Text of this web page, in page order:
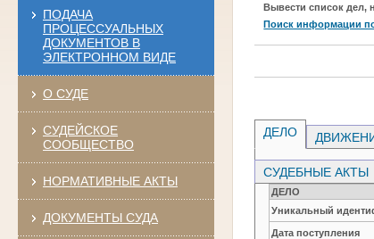
ПОДАЧА
ПРОЦЕССУАЛЬНЫХ
ДОКУМЕНТОВ В
ЭЛЕКТРОННОМ ВИДЕ
О СУДЕ
СУДЕЙСКОЕ
СООБЩЕСТВО
НОРМАТИВНЫЕ АКТЫ
ДОКУМЕНТЫ СУДА
Вывести список дел,
Поиск информации
ДЕЛО
СУДЕБНЫЕ АКТЫ
ДЕЛО
Уникальный
Дата поступления